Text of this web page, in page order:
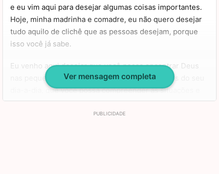
e eu vim aqui para desejar algumas coisas importantes.
Hoje, minha madrinha e comadre, eu não quero desejar
tudo aquilo de clichê que as pessoas desejam, porque
isso você já sabe.
Eu venho aqui desejar que você possa encontrar Deus
nas pequenas coisas e nos pequenos momentos do seu
dia-a-dia, que você possa compreender as situações e
sempre escolher o caminho e a resolução mais justas
que encontrar, que você possa espalhar alegria por onde
Ver mensagem completa